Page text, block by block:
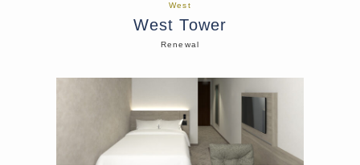
West
West Tower
Renewal